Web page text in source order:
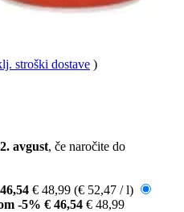
stroški dostave )
avgust, če naročite do
€ 48,99 (€ 52,47 / l)
-5% € 46,54 € 48,99